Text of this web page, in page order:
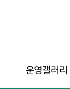
운영갤러리